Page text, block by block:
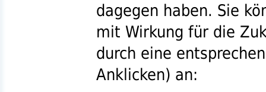
dagegen haben. Sie
mit Wirkung für die
durch eine
Anklicken) an: